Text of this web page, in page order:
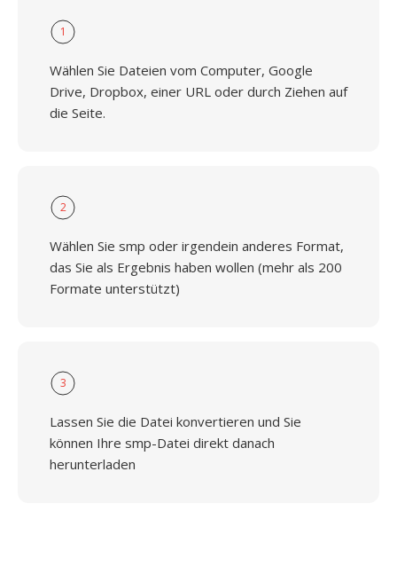
1
Wählen Sie Dateien vom Computer, Google
Drive, Dropbox, einer URL oder durch Ziehen auf
die Seite.
2
Wählen Sie smp oder irgendein anderes Format,
das Sie als Ergebnis haben wollen (mehr als 200
Formate unterstützt)
3
Lassen Sie die Datei konvertieren und Sie
können Ihre smp-Datei direkt danach
herunterladen